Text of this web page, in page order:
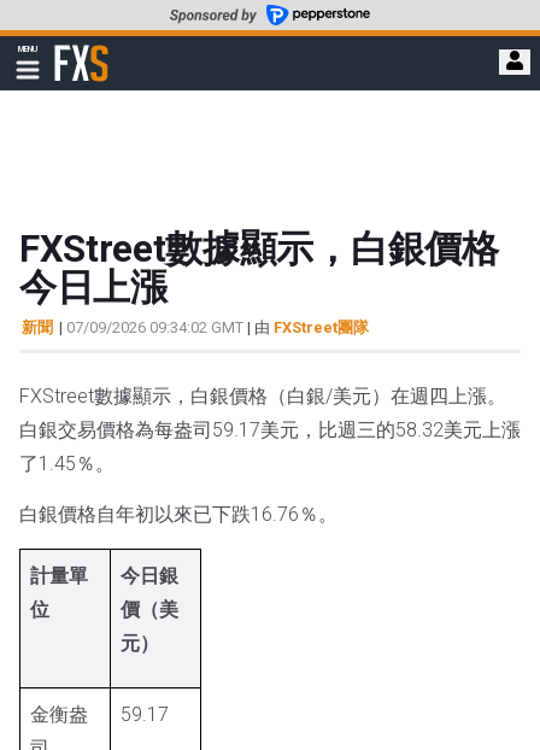
至
要
MENU
顯
示
FXStreet
FXStreet數據顯示，白銀價格
今日上漲
新聞 | 07/09/2026 09:34:02 GMT | 由 FXStreet團隊
FXStreet數據顯示，白銀價格（白銀/美元）在週四上漲。
白銀交易價格為每盎司59.17美元，比週三的58.32美元上漲
了1.45％。
白銀價格自年初以來已下跌16.76％。
計量單
位
今日銀
價（美
元）
金衡盎
59.17